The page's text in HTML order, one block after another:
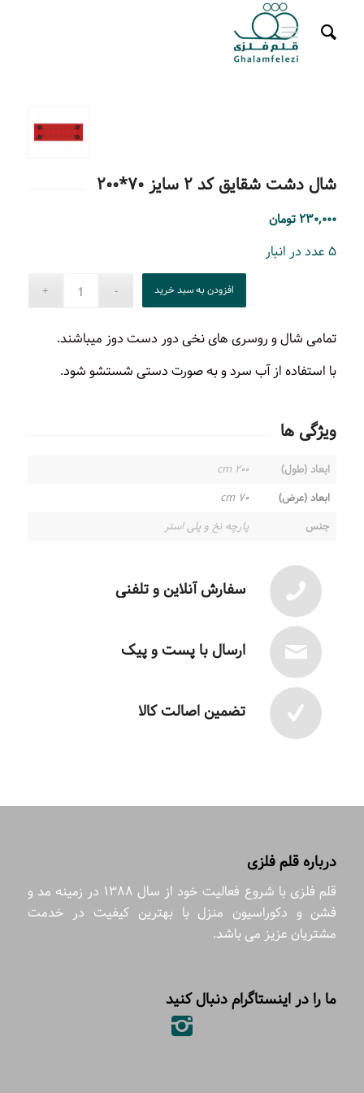
شال دشت شقایق کد ۲ سایز ۷۰*۲۰۰
۲۳۰,۰۰۰ تومان
۵ عدد در انبار
افزودن به سبد خرید
تمامی شال و روسری های نخی دور دست دوز میباشند.
با استفاده از آب سرد و به صورت دستی شستشو شود.
ویژگی ها
ابعاد (طول)
۲۰۰ cm
ابعاد (عرض)
۷۰ cm
جنس
پارچه نخ و پلی استر
سفارش آنلاین و تلفنی
ارسال با پست و پیک
تضمین اصالت کالا
درباره قلم فلزی
قلم فلزی با شروع فعالیت خود از سال 1388 در زمینه مد و
فشن و دکوراسیون منزل با بهترین کیفیت در خدمت
مشتریان عزیز می باشد.
ما را در اینستاگرام دنبال کنید